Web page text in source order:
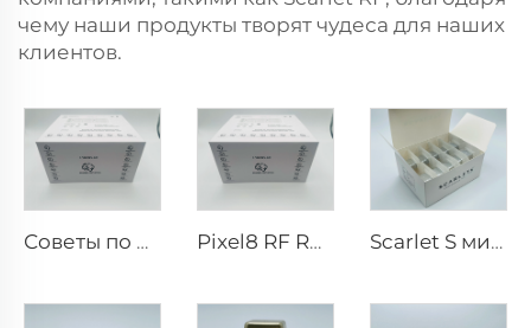
чему наши продукты творят чудеса для наших
клиентов.
Советы по RF для pixel8 Pixel8 RF Rohrer Aesthetic 25 49 64 наконечники Scarlet S микротоки и радиочастотные биполярные электроды, расходуемый наконечник 25pin